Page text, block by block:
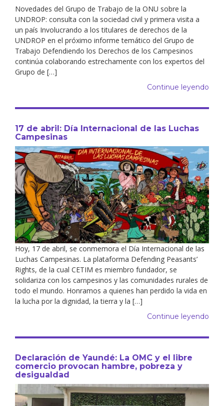
Novedades del Grupo de Trabajo de la ONU sobre la
UNDROP: consulta con la sociedad civil y primera visita a
un país Involucrando a los titulares de derechos de la
UNDROP en el próximo informe temático del Grupo de
Trabajo Defendiendo los Derechos de los Campesinos
continúa colaborando estrechamente con los expertos del
Grupo de […]
Continue leyendo
17 de abril: Día Internacional de las Luchas
Campesinas
Hoy, 17 de abril, se conmemora el Día Internacional de las
Luchas Campesinas. La plataforma Defending Peasants’
Rights, de la cual CETIM es miembro fundador, se
solidariza con los campesinos y las comunidades rurales de
todo el mundo. Honramos a quienes han perdido la vida en
la lucha por la dignidad, la tierra y la […]
Continue leyendo
Declaración de Yaundé: La OMC y el libre
comercio provocan hambre, pobreza y
desigualdad